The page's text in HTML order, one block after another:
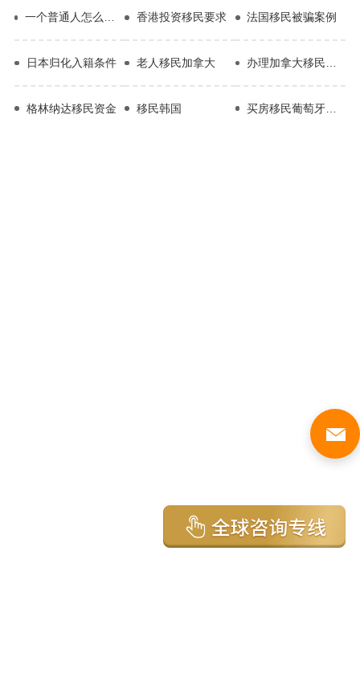
香港投资移民要求 法国移民被骗案例
日本归化入籍条件 老人移民加拿大
格林纳达移民资金 移民韩国